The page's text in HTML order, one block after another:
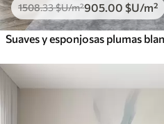
1508.33$U/m²905.00 $U/m²